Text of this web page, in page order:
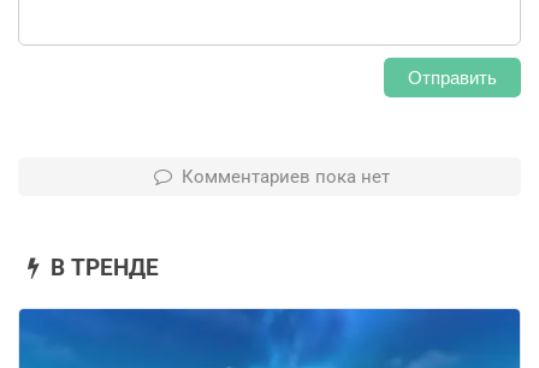
Отправить
Комментариев пока нет
В ТРЕНДЕ